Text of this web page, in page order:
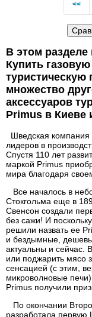
<<
В этом
Купить
туристическую
множество
аксессуаров
Primus в Киеве
Шведская компания
лидеров в
Спустя 110 лет
маркой Primus
мира благодаря
Все началось в
Стокгольма еще в
Свенсон создали
без сажи! И
решили назвать ее
и бездымные,
актуальны и сейчас.
или поджарить мясо
сенсацией (с этим,
микроволновые
Primus получили
По окончании
разработала первую